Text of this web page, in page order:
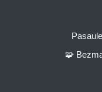
🧩